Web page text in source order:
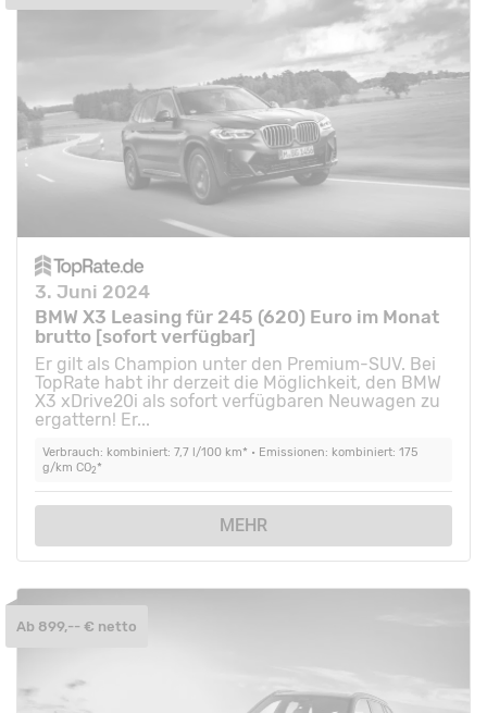
3. Juni 2024
BMW X3 Leasing für 245 (620) Euro im Monat
brutto [sofort verfügbar]
Er gilt als Champion unter den Premium-SUV. Bei
TopRate habt ihr derzeit die Möglichkeit, den BMW
X3 xDrive20i als sofort verfügbaren Neuwagen zu
ergattern! Er...
Verbrauch: kombiniert: 7,7 l/100 km* • Emissionen: kombiniert: 175
g/km CO2*
MEHR
Ab 899,-- € netto